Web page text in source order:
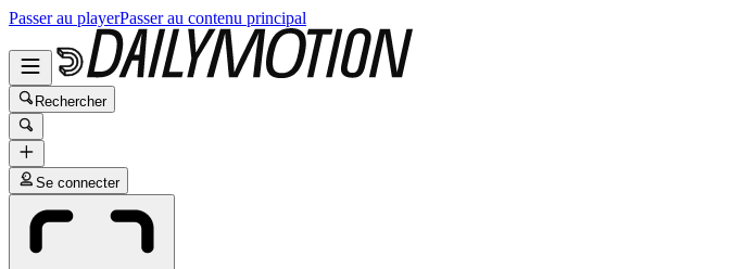
Passer au playerPasser au contenu principal
Rechercher
Se connecter